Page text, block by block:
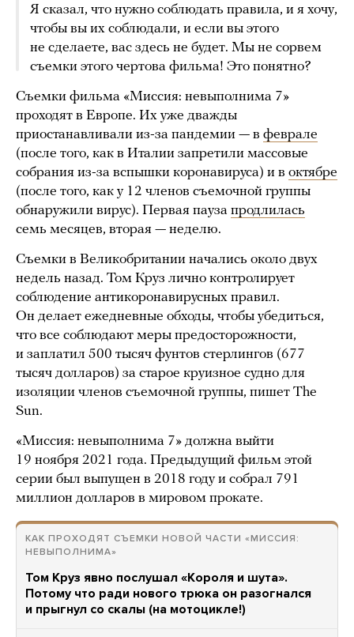
Я сказал, что нужно соблюдать правила, и я хочу,
чтобы вы их соблюдали, и если вы этого
не сделаете, вас здесь не будет. Мы не сорвем
съемки этого чертова фильма! Это понятно?
Съемки фильма «Миссия: невыполнима 7»
проходят в Европе. Их уже дважды
приостанавливали из-за пандемии — в феврале
(после того, как в Италии запретили массовые
собрания из-за вспышки коронавируса) и в октябре
(после того, как у 12 членов съемочной группы
обнаружили вирус). Первая пауза продлилась
семь месяцев, вторая — неделю.
Съемки в Великобритании начались около двух
недель назад. Том Круз лично контролирует
соблюдение антикоронавирусных правил.
Он делает ежедневные обходы, чтобы убедиться,
что все соблюдают меры предосторожности,
и заплатил 500 тысяч фунтов стерлингов (677
тысяч долларов) за старое круизное судно для
изоляции членов съемочной группы, пишет The
Sun.
«Миссия: невыполнима 7» должна выйти
19 ноября 2021 года. Предыдущий фильм этой
серии был выпущен в 2018 году и собрал 791
миллион долларов в мировом прокате.
КАК ПРОХОДЯТ СЪЕМКИ НОВОЙ ЧАСТИ «МИССИЯ:
НЕВЫПОЛНИМА»
Том Круз явно послушал «Короля и шута».
Потому что ради нового трюка он разогнался
и прыгнул со скалы (на мотоцикле!)